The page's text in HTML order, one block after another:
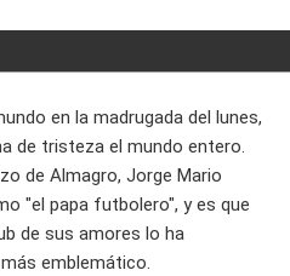
en la madrugada del lunes,
de tristeza el mundo entero.
de Almagro, Jorge Mario
"el papa futbolero", y es que
de sus amores lo ha
emblemático.